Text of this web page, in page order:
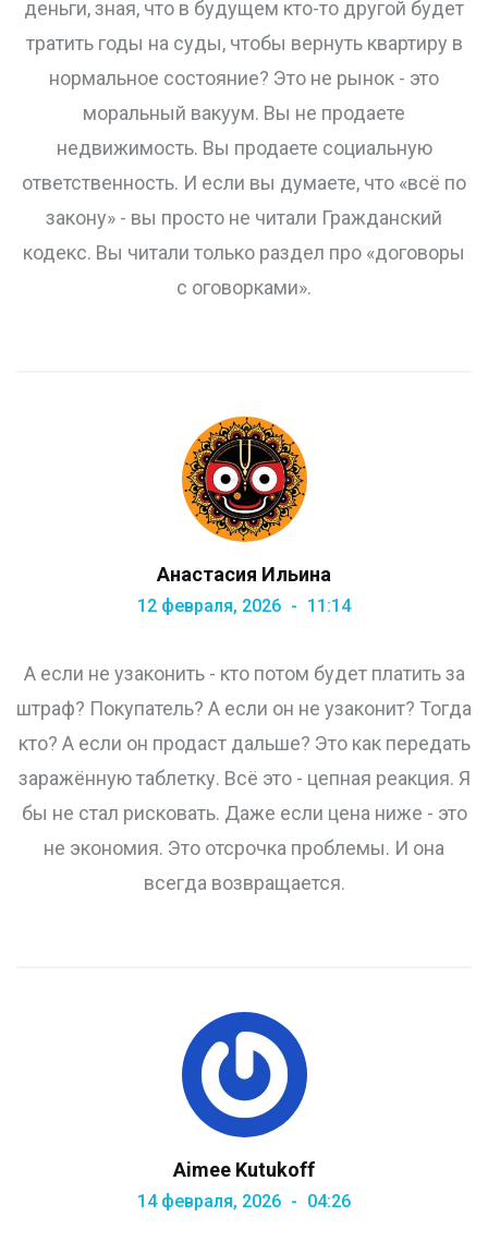
деньги, зная, что в будущем кто-то другой будет
тратить годы на суды, чтобы вернуть квартиру в
нормальное состояние? Это не рынок - это
моральный вакуум. Вы не продаете
недвижимость. Вы продаете социальную
ответственность. И если вы думаете, что «всё по
закону» - вы просто не читали Гражданский
кодекс. Вы читали только раздел про «договоры
с оговорками».
Анастасия Ильина
12 февраля, 2026 11:14
А если не узаконить - кто потом будет платить за
штраф? Покупатель? А если он не узаконит? Тогда
кто? А если он продаст дальше? Это как передать
заражённую таблетку. Всё это - цепная реакция. Я
бы не стал рисковать. Даже если цена ниже - это
не экономия. Это отсрочка проблемы. И она
всегда возвращается.
Aimee Kutukoff
14 февраля, 2026 04:26